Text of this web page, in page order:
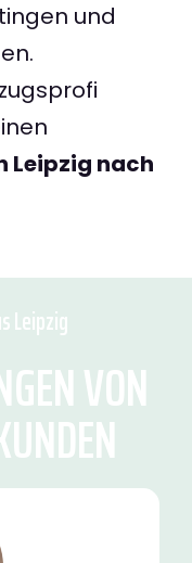
und
Leipzig nach
Leipzig
VON